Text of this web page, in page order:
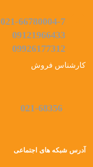
021-66780004-7
09121966433
09926177312
کارشناس فروش
021-68356
آدرس شبکه های اجتماعی